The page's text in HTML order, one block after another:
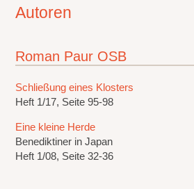
Autoren
Roman Paur OSB
Schließung eines Klosters
Heft 1/17, Seite 95-98
Eine kleine Herde
Benediktiner in Japan
Heft 1/08, Seite 32-36